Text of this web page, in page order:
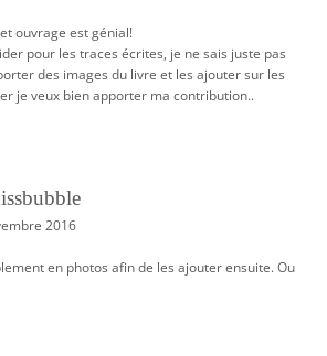
ouvrage est génial!
pour les traces écrites, je ne sais juste pas
des images du livre et les ajouter sur les
je veux bien apporter ma contribution..
2016
en photos afin de les ajouter ensuite. Ou